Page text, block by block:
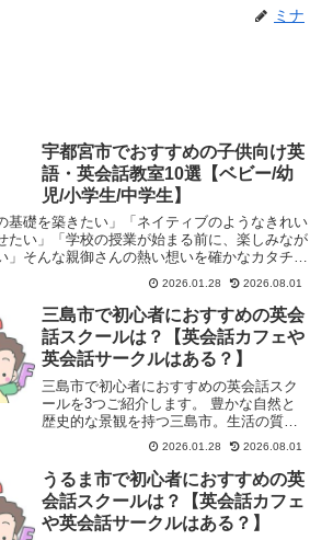
ミナ
宇都宮市でおすすめの子供向け英
語・英会話教室10選【ベビー/幼
児/小学生/中学生】
基礎を築きたい」「ネイティブのようなきれい
たい」「学校の授業が始まる前に、楽しみなが
」そんな親御さんの熱い想いを確かなカタチに
語・英会話教室です。栃木県宇都宮市...
2026.01.28 2026.08.01
三島市で初心者におすすめの英会
話スクールは？【英会話カフェや
英会話サークルはある？】
三島市で初心者におすすめの英会話スク
ールを3つご紹介します。 豊かな自然と
歴史的な景観を持つ三島市。生活の質が
高いこの地域で、グローバルなスキルで
ある英会話を身につけたいと考えている
方は多いのではないでしょうか。 しか
し、三島駅周辺には大手...
2026.01.28 2026.08.01
うるま市で初心者におすすめの英
会話スクールは？【英会話カフェ
や英会話サークルはある？】